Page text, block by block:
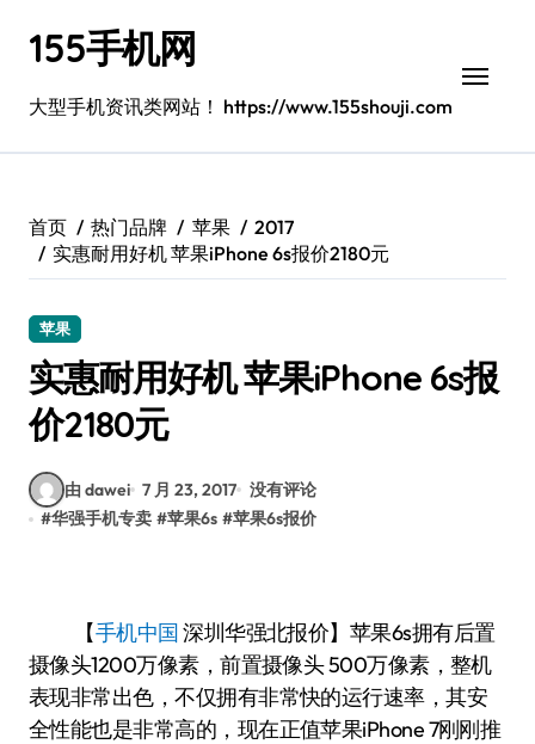
155手机网
大型手机资讯类网站！ https://www.155shouji.com
首页 热门品牌 苹果
2017
实惠耐用好机 苹果iPhone 6s报价2180元
苹果
实惠耐用好机 苹果iPhone 6s报
价2180元
由 dawei 7 月 23, 2017 没有评论
#华强手机专卖 #苹果6s #苹果6s报价
【手机中国深圳华强北报价】苹果6s拥有后置
摄像头1200万像素，前置摄像头 500万像素，整机
表现非常出色，不仅拥有非常快的运行速率，其安
全性能也是非常高的，现在正值苹果iPhone 7刚刚推